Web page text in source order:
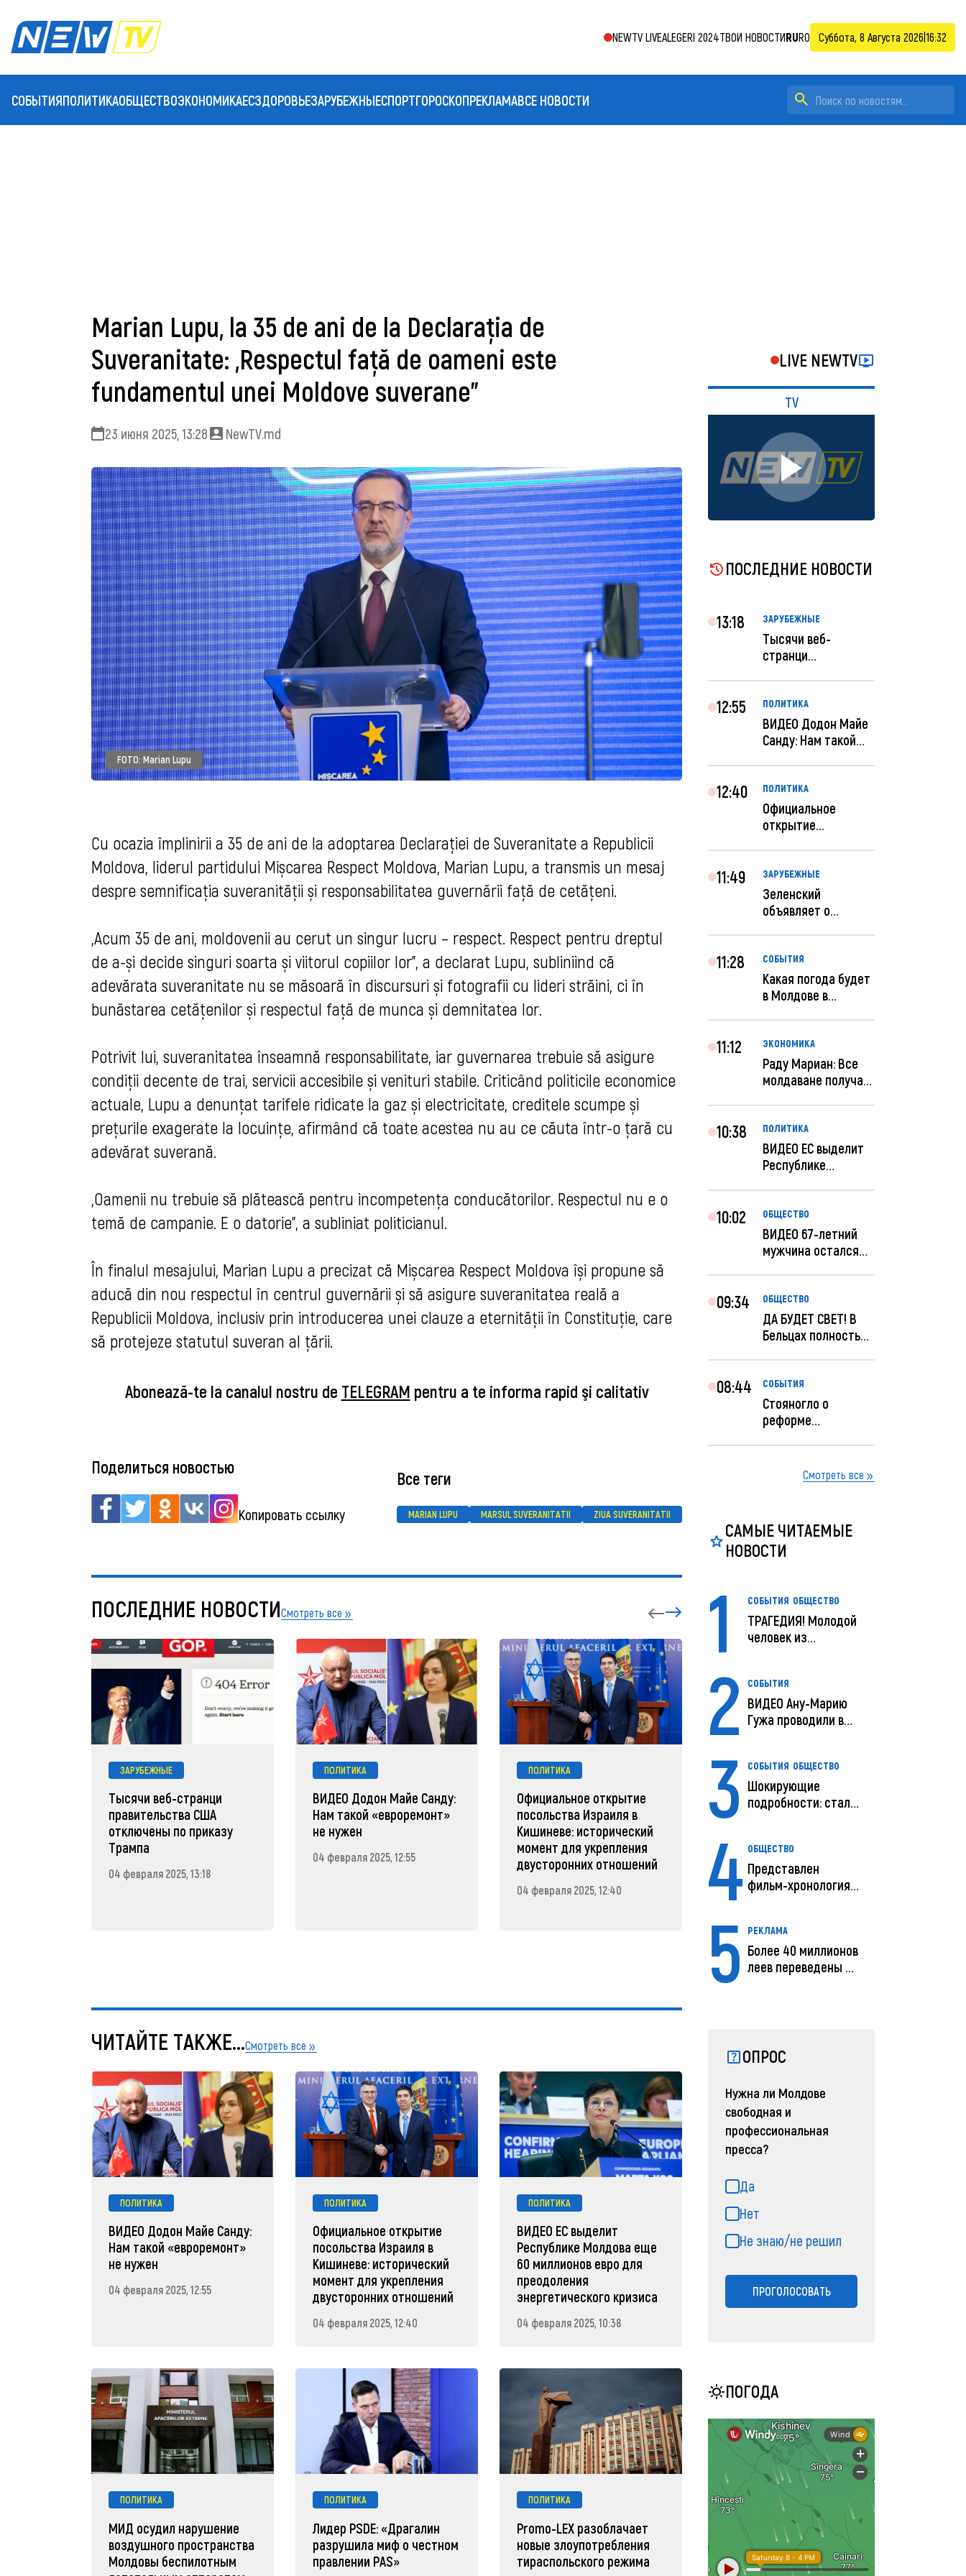
NEWTV LIVEALEGERI 2024ТВОИ НОВОСТИRURO Суббота, 8 Августа 2026 16:32
СОБЫТИЯПОЛИТИКАОБЩЕСТВОЭКОНОМИКАЕСЗДОРОВЬЕЗАРУБЕЖНЫЕСПОРТГОРОСКОПРЕКЛАМАВСЕ НОВОСТИ
Marian Lupu, la 35 de ani de la Declarația de
Suveranitate: „Respectul față de oameni este
fundamentul unei Moldove suverane”
23 июня 2025, 13:28 NewTV.md
FOTO: Marian Lupu
Cu ocazia împlinirii a 35 de ani de la adoptarea Declarației de Suveranitate a Republicii
Moldova, liderul partidului Mișcarea Respect Moldova, Marian Lupu, a transmis un mesaj
despre semnificația suveranității și responsabilitatea guvernării față de cetățeni.
„Acum 35 de ani, moldovenii au cerut un singur lucru – respect. Respect pentru dreptul
de a-și decide singuri soarta și viitorul copiilor lor”, a declarat Lupu, subliniind că
adevărata suveranitate nu se măsoară în discursuri și fotografii cu lideri străini, ci în
bunăstarea cetățenilor și respectul față de munca și demnitatea lor.
Potrivit lui, suveranitatea înseamnă responsabilitate, iar guvernarea trebuie să asigure
condiții decente de trai, servicii accesibile și venituri stabile. Criticând politicile economice
actuale, Lupu a denunțat tarifele ridicate la gaz și electricitate, creditele scumpe și
prețurile exagerate la locuințe, afirmând că toate acestea nu au ce căuta într-o țară cu
adevărat suverană.
„Oamenii nu trebuie să plătească pentru incompetența conducătorilor. Respectul nu e o
temă de campanie. E o datorie”, a subliniat politicianul.
În finalul mesajului, Marian Lupu a precizat că Mișcarea Respect Moldova își propune să
aducă din nou respectul în centrul guvernării și să asigure suveranitatea reală a
Republicii Moldova, inclusiv prin introducerea unei clauze a eternității în Constituție, care
să protejeze statutul suveran al țării.
Abonează-te la canalul nostru de TELEGRAM pentru a te informa rapid şi calitativ
Поделиться новостью
Копировать ссылку
Все теги
MARIAN LUPU MARSUL SUVERANITATII ZIUA SUVERANITATII
ПОСЛЕДНИЕ НОВОСТИСмотреть все
ЗАРУБЕЖНЫЕ
Тысячи веб-странци
правительства США
отключены по приказу
Трампа
04 февраля 2025, 13:18
ПОЛИТИКА
ВИДЕО Додон Майе Санду:
Нам такой «евроремонт»
не нужен
04 февраля 2025, 12:55
ПОЛИТИКА
Официальное открытие
посольства Израиля в
Кишиневе: исторический
момент для укрепления
двусторонних отношений
04 февраля 2025, 12:40
ЗАРУБЕЖНЫЕ
Зеленский объявляет о
радикальной
04 февраля 2025, 11:49
ЧИТАЙТЕ ТАКЖЕ...Смотреть все
ПОЛИТИКА
ВИДЕО Додон Майе Санду:
Нам такой «евроремонт»
не нужен
04 февраля 2025, 12:55
ПОЛИТИКА
Официальное открытие
посольства Израиля в
Кишиневе: исторический
момент для укрепления
двусторонних отношений
04 февраля 2025, 12:40
ПОЛИТИКА
ВИДЕО ЕС выделит
Республике Молдова еще
60 миллионов евро для
преодоления
энергетического кризиса
04 февраля 2025, 10:38
ПОЛИТИКА
МИД осудил нарушение
воздушного пространства
Молдовы беспилотным
ПОЛИТИКА
Лидер PSDE: «Драгалин
разрушила миф о честном
правлении PAS»
ПОЛИТИКА
Promo-LEX разоблачает
новые злоупотребления
тираспольского режима
LIVE NEWTV
TV
ПОСЛЕДНИЕ НОВОСТИ
13:18 ЗАРУБЕЖНЫЕ
Тысячи веб-
странци
12:55 ПОЛИТИКА
ВИДЕО Додон Майе
Санду: Нам такой
12:40 ПОЛИТИКА
Официальное
открытие
Кишиневе: и...
11:49 ЗАРУБЕЖНЫЕ
Зеленский
объявляет о
ар...
11:28 СОБЫТИЯ
Какая погода будет
в Молдове в
11:12 ЭКОНОМИКА
Раду Мариан: Все
молдаване получат
10:38 ПОЛИТИКА
ВИДЕО ЕС выделит
Республике
10:02 ОБЩЕСТВО
ВИДЕО 67-летний
мужчина остался
09:34 ОБЩЕСТВО
ДА БУДЕТ СВЕТ! В
Бельцах полностью
08:44 СОБЫТИЯ
Стояногло о
реформе
реформир...Смотреть все
САМЫЕ ЧИТАЕМЫЕ
НОВОСТИ
1 СОБЫТИЯ ОБЩЕСТВО
ТРАГЕДИЯ! Молодой
человек из
2 СОБЫТИЯ
ВИДЕО Ану-Марию
Гужа проводили в
3 СОБЫТИЯ ОБЩЕСТВО
Шокирующие
подробности: стали
4 ОБЩЕСТВО
Представлен
фильм-хронология
5 РЕКЛАМА
Более 40 миллионов
леев переведены с
ОПРОС
Нужна ли Молдове
свободная и
профессиональная
пресса?
Да
Нет
Не знаю/не решил
ПРОГОЛОСОВАТЬ
ПОГОДА